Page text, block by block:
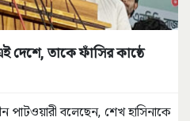
দেশে, তাকে ফাঁসির কাষ্ঠে
পাটওয়ারী বলেছেন, শেখ হাসিনাকে